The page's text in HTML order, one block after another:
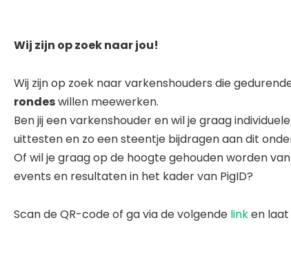
Wij zijn op zoek naar jou!
Wij zijn op zoek naar varkenshouders die
rondeswillen meewerken.
Ben jij een varkenshouder en wil je graag
uittesten en zo een steentje bijdragen aan dit
Of wil je graag op de hoogte gehouden worden
events en resultaten in het kader van PigID?
Scan de QR-code of ga via de volgende linken